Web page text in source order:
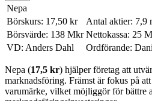
Nepa
Börskurs: 17,50 kr
Antal aktier: 7,9
Börsvärde: 138 Mkr Nettokassa: 25
VD: Anders Dahl
Ordförande:
Nepa (17,5 kr) hjälper företag att
marknadsföring. Främst är fokus på
varumärke, vilket möjliggör för bättre